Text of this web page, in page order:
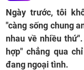
Ngày trước, tôi
"càng sống chung
nhau về nhiều
hợp" chẳng qua
đang ngoại tình.